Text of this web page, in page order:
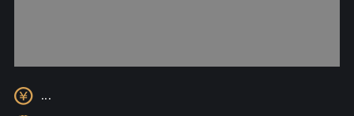
...